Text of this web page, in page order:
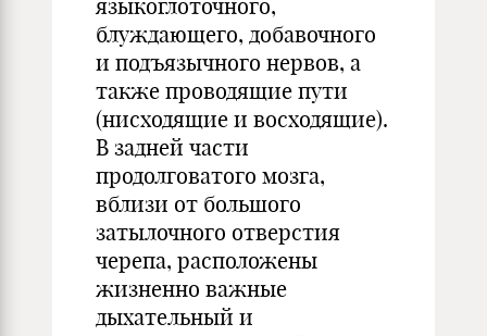
языкоглоточного,
блуждающего, добавочного
и подъязычного нервов, а
также проводящие пути
(нисходящие и восходящие).
В задней части
продолговатого мозга,
вблизи от большого
затылочного отверстия
черепа, расположены
жизненно важные
дыхательный и